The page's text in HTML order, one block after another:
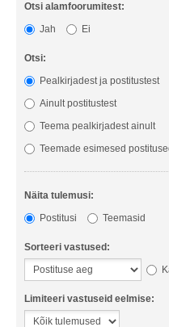
Otsi alamfoorumitest:
Jah
Ei
Otsi:
Pealkirjadest ja postitustest
Ainult postitustest
Teema pealkirjadest ainult
Teemade esimesed
Näita tulemusi:
Postitusi
Teemasid
Sorteeri vastused:
Limiteeri vastuseid eelmise: